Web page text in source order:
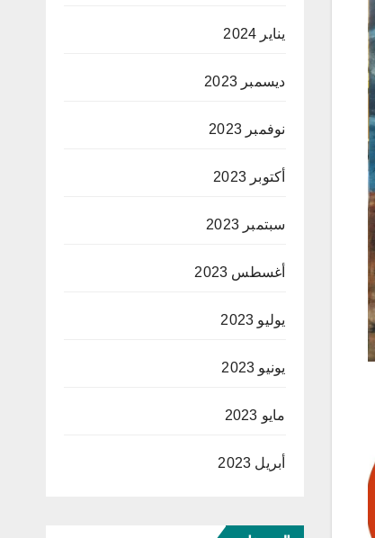
يناير 2024
ديسمبر 2023
نوفمبر 2023
أكتوبر 2023
سبتمبر 2023
أغسطس 2023
يوليو 2023
يونيو 2023
مايو 2023
أبريل 2023